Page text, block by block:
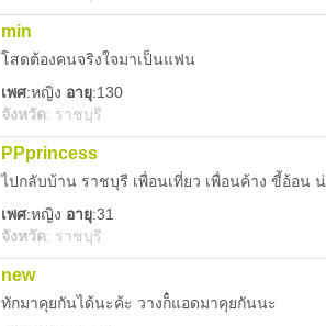
min
โสดต้องคนจริงใจมาเป็นแฟน
เพศ:หญิง อายุ:130
จังหวัด: ราชบุรี
PPprincess
เพศ:หญิง อายุ:31
จังหวัด: ราชบุรี
new
ทักมาคุยกันได้นะค้ะ วางก็๋แอดมาคุยกันนะ